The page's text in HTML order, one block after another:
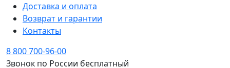
Доставка и оплата
Возврат и гарантии
Контакты
8 800 700-96-00
Звонок по России бесплатный